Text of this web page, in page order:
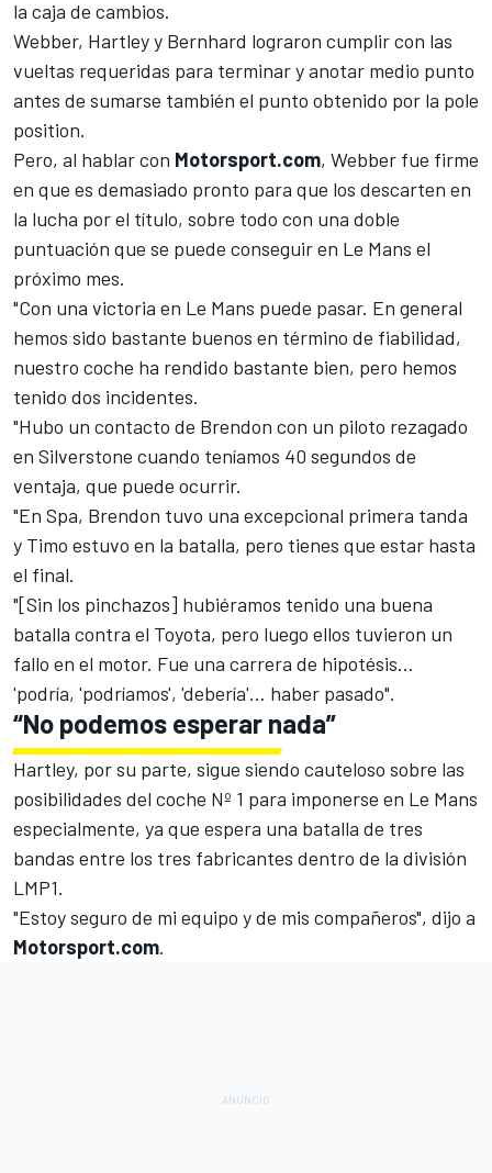
la caja de cambios.
Webber, Hartley y Bernhard lograron cumplir con las
vueltas requeridas para terminar y anotar medio punto
antes de sumarse también el punto obtenido por la pole
position.
Pero, al hablar con Motorsport.com, Webber fue firme
en que es demasiado pronto para que los descarten en
la lucha por el título, sobre todo con una doble
puntuación que se puede conseguir en Le Mans el
próximo mes.
"Con una victoria en Le Mans puede pasar. En general
hemos sido bastante buenos en término de fiabilidad,
nuestro coche ha rendido bastante bien, pero hemos
tenido dos incidentes.
"Hubo un contacto de Brendon con un piloto rezagado
en Silverstone cuando teníamos 40 segundos de
ventaja, que puede ocurrir.
"En Spa, Brendon tuvo una excepcional primera tanda
y Timo estuvo en la batalla, pero tienes que estar hasta
el final.
"[Sin los pinchazos] hubiéramos tenido una buena
batalla contra el Toyota, pero luego ellos tuvieron un
fallo en el motor. Fue una carrera de hipotésis...
'podría, 'podríamos', 'debería'... haber pasado".
“No podemos esperar nada”
Hartley, por su parte, sigue siendo cauteloso sobre las
posibilidades del coche Nº 1 para imponerse en Le Mans
especialmente, ya que espera una batalla de tres
bandas entre los tres fabricantes dentro de la división
LMP1.
"Estoy seguro de mi equipo y de mis compañeros", dijo a
Motorsport.com.